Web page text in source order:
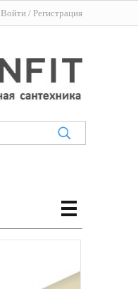
Войти / Регистрация